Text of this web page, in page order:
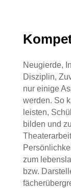
Neugierde,
Disziplin,
nur einige
werden. So
leisten,
bilden und
zum
bzw.